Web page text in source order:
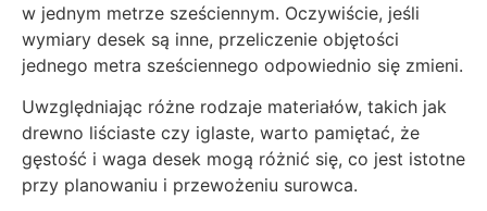
w jednym metrze sześciennym. Oczywiście, jeśli
wymiary desek są inne, przeliczenie objętości
jednego metra sześciennego odpowiednio się zmieni.
Uwzględniając różne rodzaje materiałów, takich jak
drewno liściaste czy iglaste, warto pamiętać, że
gęstość i waga desek mogą różnić się, co jest istotne
przy planowaniu i przewożeniu surowca.